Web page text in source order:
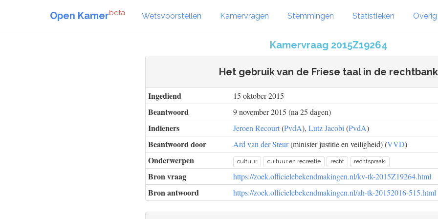
Open Kamerbeta Wetsvoorstellen Kamervragen Stemmingen Statistieken
Kamervraag 2015Z19264
Het gebruik van de Friese taal in de rechtbank
Ingediend 15 oktober 2015
Beantwoord 9 november 2015 (na 25 dagen)
Indieners Jeroen Recourt(PvdA), Lutz Jacobi (PvdA)
Beantwoord door Ard van der Steur(minister justitie en veiligheid) (VVD)
Onderwerpen cultuur cultuur en recreatie recht rechtspraak
Bron vraag https://zoek.officielebekendmakingen.nl/kv-tk-2015Z19264.html
Bron antwoord https://zoek.officielebekendmakingen.nl/ah-tk-20152016-515.html